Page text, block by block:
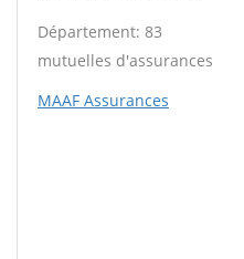
Département: 83
mutuelles d'assurances
MAAF Assurances